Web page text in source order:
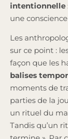
intentionnelle
une
Les
sur ce point :
façon que les
balises
moments de
parties de la
un rituel du
Tandis qu’un